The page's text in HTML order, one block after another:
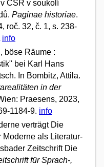
ČSR v soukolí
Paginae historiae.
roč. 32, č. 1, s. 238-
info
böse Räume :
bei Karl Hans
In Bombitz, Attila.
in der
Praesens, 2023,
1184-9. info
verträgt Die
als Literatur-
Zeitschrift Die
für Sprach-,